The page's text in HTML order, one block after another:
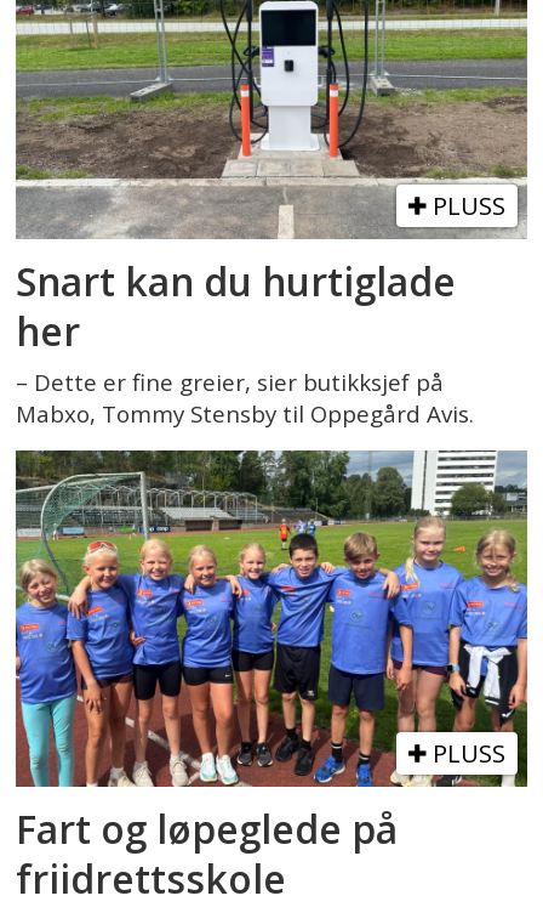
PLUSS
Snart kan du hurtiglade
her
– Dette er fine greier, sier butikksjef på
Mabxo, Tommy Stensby til Oppegård Avis.
PLUSS
Fart og løpeglede på
friidrettsskole